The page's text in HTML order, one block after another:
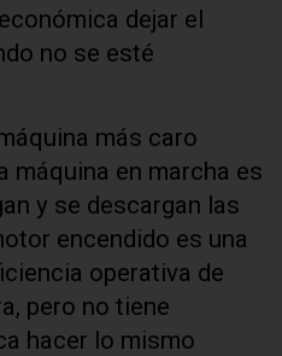
dejar el
no se esté
más caro
máquina en marcha es
y se descargan las
encendido es una
operativa de
pero no tiene
hacer lo mismo